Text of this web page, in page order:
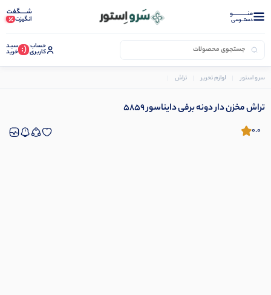
منــــــــــــو
دستــرسی
شـــــگفت
انگیزت
حساب
کاربری (: سبـد
خرید
سرو استور لوازم تحریر تراش
تراش مخزن دار دونه برفی دایناسور 5859
0.0